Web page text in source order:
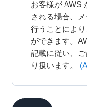
お客様が AWS
される場合、
行うことによ
ができます。
記載に従い、
り扱います。